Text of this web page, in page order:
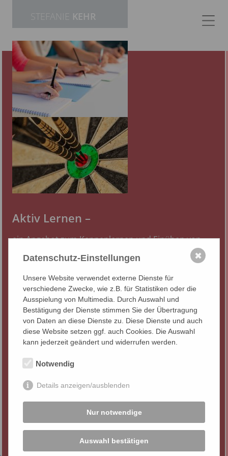
STEFANIE KEHR
Aktiv Lernen –
ein Angebot zum Kennenlernen und Einüben von
ganzheitlichen Gedächtnistraining der
Neurobiologie,NLPund Suggestopädie basieren.
Diese ermöglichen Ihnen, für eigene Lernziele und in
der Vermittlung und Arbeit mit Gruppen oder
Einzelpersonen, komplexe Lerninhalte zu
strukturieren und zu visualisieren. Neues Wissen
kann leichter erworben und abgerufen werden.
Effiziente Bearbeitung von Lernunterlagen und dem
Lösen von Lernblockaden unterstützen beim Lernen
und Lehren.
Themen auf den Punkt gebracht –
Workshop
Sie strukturieren Inhalte für Vorträge, Meetings oder
Datenschutz-Einstellungen
Unsere Website verwendet externe Dienste für
verschiedene Zwecke, wie z.B. für Statistiken oder die
Ausspielung von Multimedia. Durch Auswahl und
Bestätigung der Dienste stimmen Sie der Übertragung
von Daten an diese Dienste zu. Diese Dienste und auch
diese Website setzen ggf. auch Cookies. Die Auswahl
kann jederzeit geändert und widerrufen werden.
Notwendig
Details anzeigen/ausblenden
Nur notwendige
Auswahl bestätigen
✖